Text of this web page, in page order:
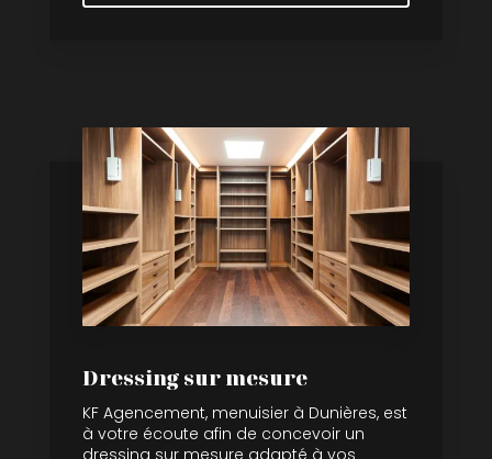
Dressing sur mesure
KF Agencement, menuisier à Dunières, est
à votre écoute afin de concevoir un